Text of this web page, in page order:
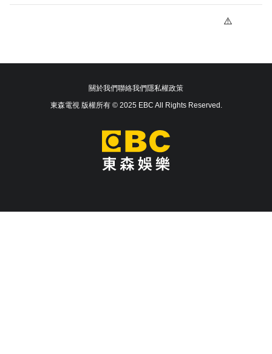
關於我們聯絡我們隱私權政策
東森電視 版權所有 © 2025 EBC All Rights Reserved.